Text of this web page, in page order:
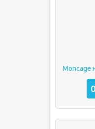
Moncage